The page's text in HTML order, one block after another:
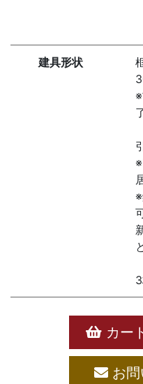
建具形状
カー
お